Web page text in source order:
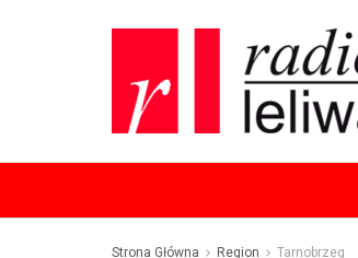
Strona Główna Region Tarnobrzeg